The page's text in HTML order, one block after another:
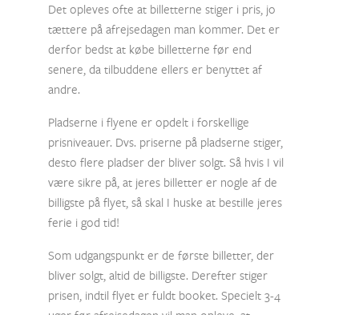
Det opleves ofte at billetterne stiger i pris, jo
tættere på afrejsedagen man kommer. Det er
derfor bedst at købe billetterne før end
senere, da tilbuddene ellers er benyttet af
andre.
Pladserne i flyene er opdelt i forskellige
prisniveauer. Dvs. priserne på pladserne stiger,
desto flere pladser der bliver solgt. Så hvis I vil
være sikre på, at jeres billetter er nogle af de
billigste på flyet, så skal I huske at bestille jeres
ferie i god tid!
Som udgangspunkt er de første billetter, der
bliver solgt, altid de billigste. Derefter stiger
prisen, indtil flyet er fuldt booket. Specielt 3-4